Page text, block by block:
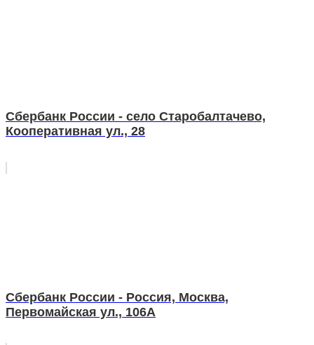
Сбербанк России - село Старобалтачево,
Кооперативная ул., 28
Сбербанк России - Россия, Москва,
Первомайская ул., 106А